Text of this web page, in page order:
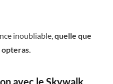
inoubliable, quelle que
avec le Skywalk